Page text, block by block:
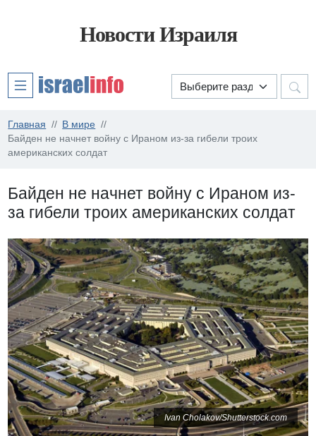
Новости Израиля
Главная
В мире
Байден не начнет войну с Ираном из-за гибели троих
американских солдат
Байден не начнет войну с Ираном из-
за гибели троих американских солдат
Ivan Cholakov/Shutterstock.com